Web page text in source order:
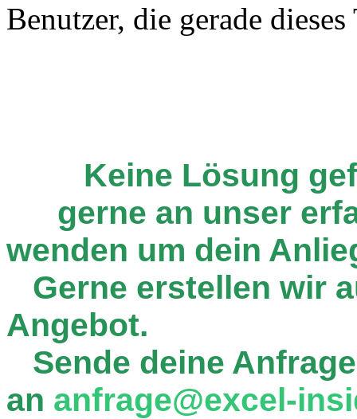
Benutzer, die gerade
Keine Lösung
gerne an unser
wenden um dein
Gerne erstellen wir
Angebot.
Sende deine
an anfrage@excel-